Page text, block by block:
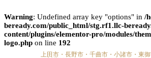
Warning: Undefined array key "options" in /
beready.com/public_html/stg.rf1.llc-
content/plugins/elementor-pro/modules/
logo.php on line 192
上田市・長野市・千曲市・小諸市・東